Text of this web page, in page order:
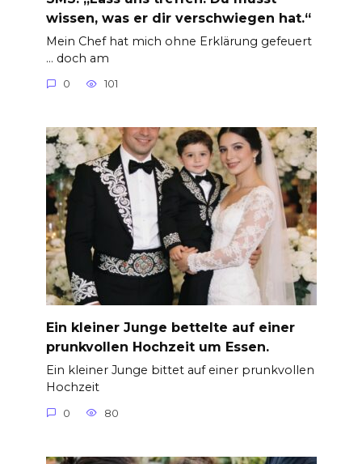
wissen, was er dir verschwiegen hat.“
Mein Chef hat mich ohne Erklärung gefeuert
… doch am
0 101
Ein kleiner Junge bettelte auf einer
prunkvollen Hochzeit um Essen.
Ein kleiner Junge bittet auf einer prunkvollen
Hochzeit
0 80